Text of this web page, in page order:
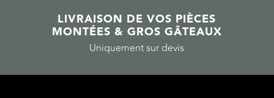
LIVRAISON DE VOS PIÈCES
MONTÉES & GROS GÂTEAUX
Uniquement sur devis